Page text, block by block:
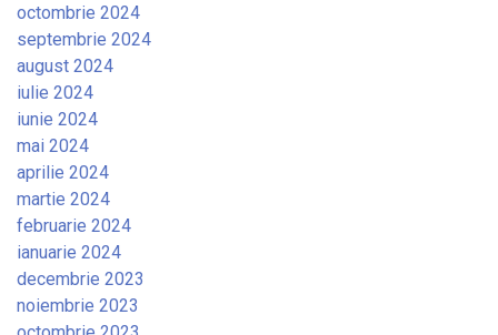
octombrie 2024
septembrie 2024
august 2024
iulie 2024
iunie 2024
mai 2024
aprilie 2024
martie 2024
februarie 2024
ianuarie 2024
decembrie 2023
noiembrie 2023